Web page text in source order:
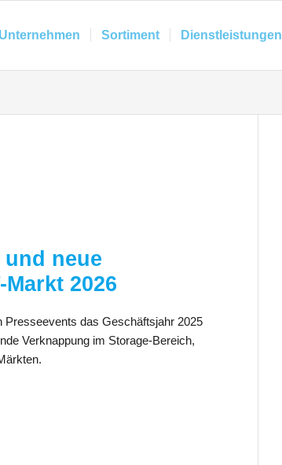
Unternehmen Sortiment Dienstleistungen
neue
2026
Presseevents das Geschäftsjahr 2025
Verknappung im Storage-Bereich,